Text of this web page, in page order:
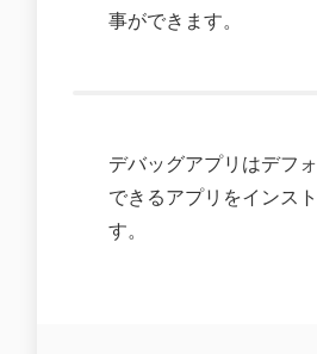
事ができます。
デバッグアプリはデフ
できるアプリをインス
す。